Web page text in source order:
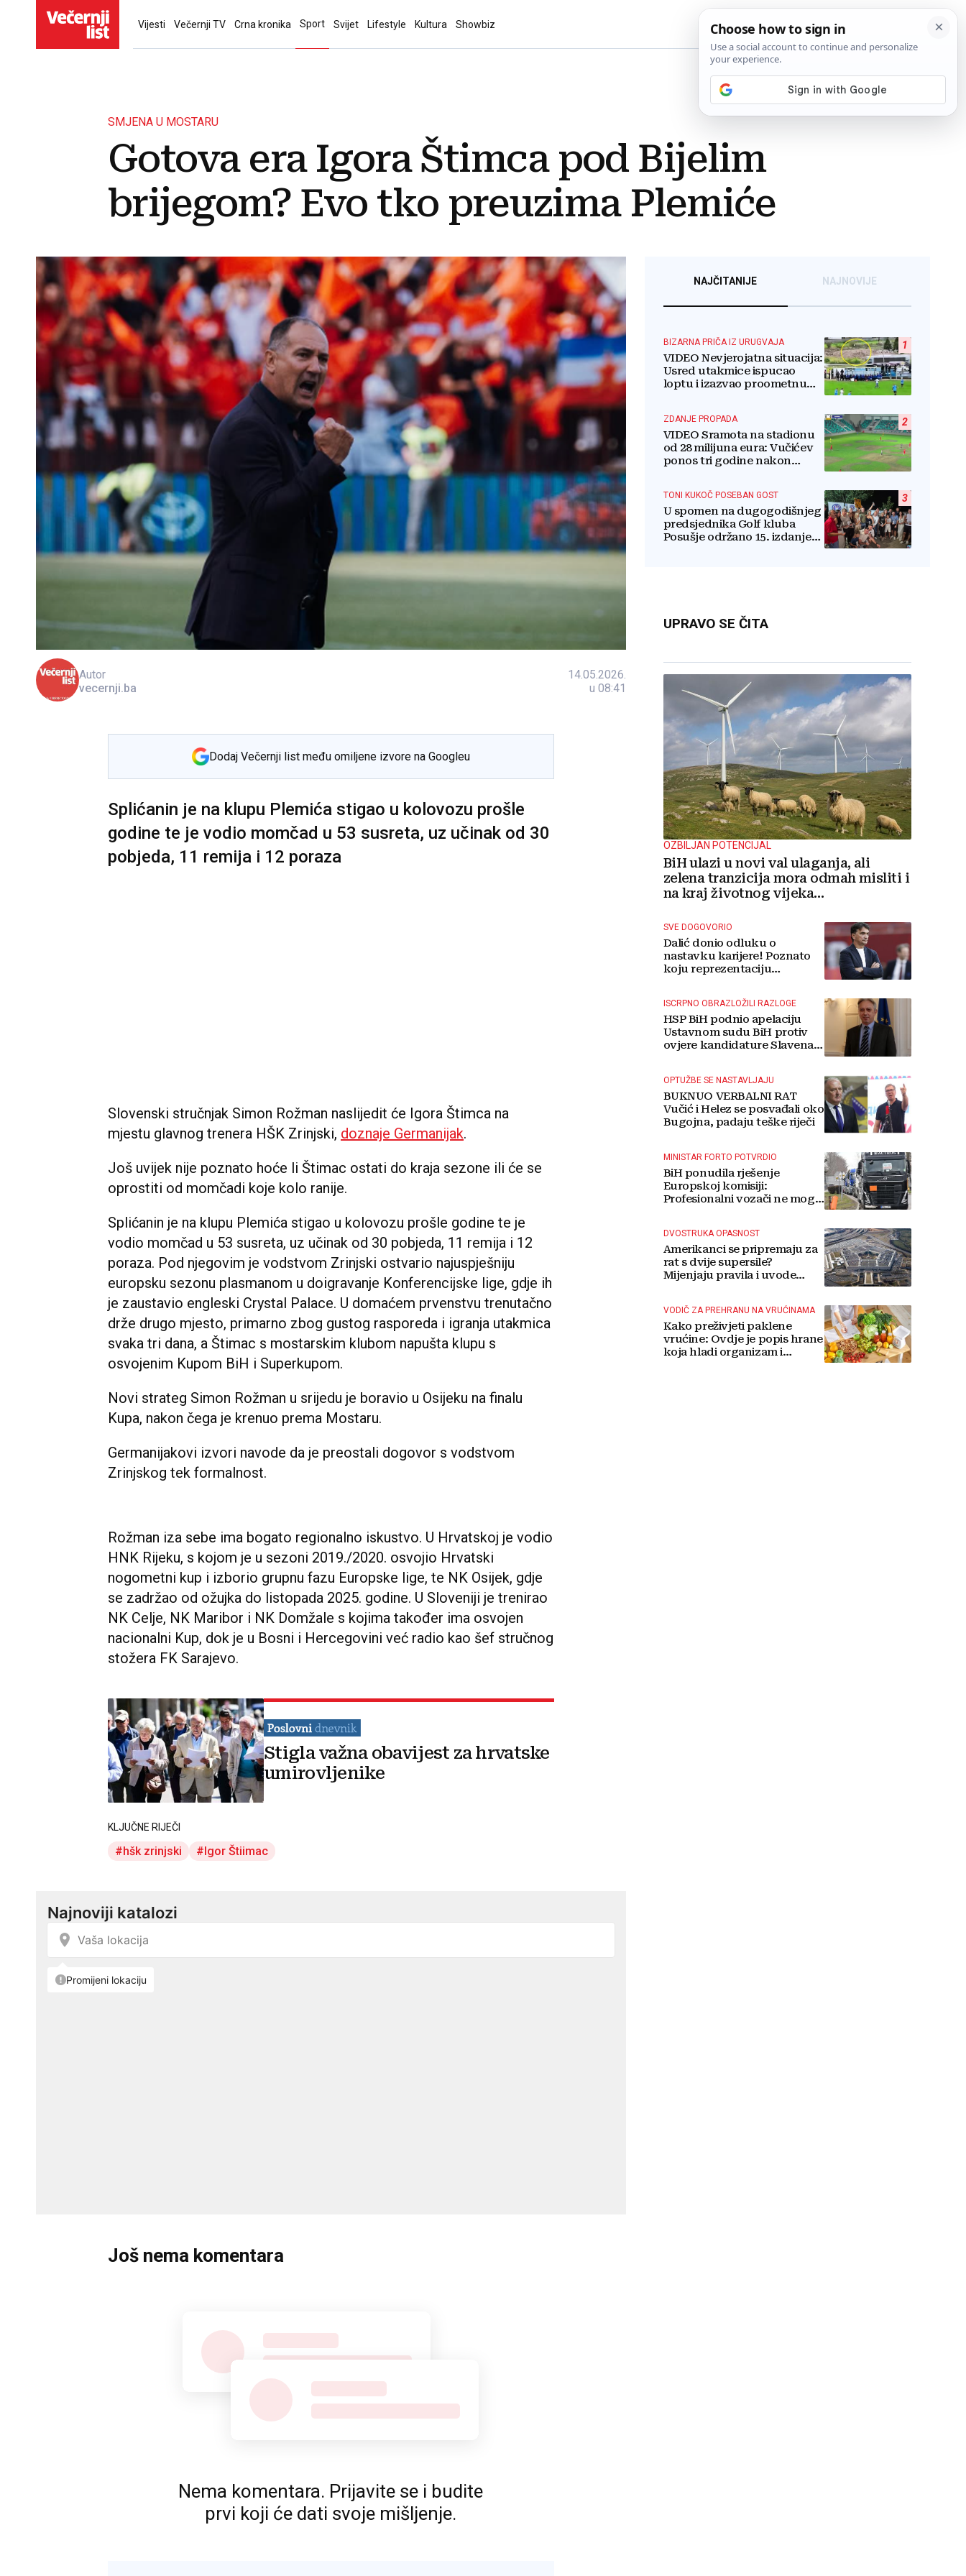
Vijesti Večernji TV Crna kronika Sport Svijet Lifestyle Kultura Showbiz
SMJENA U MOSTARU
Gotova era Igora Štimca pod Bijelim
brijegom? Evo tko preuzima Plemiće
Autor
vecernji.ba
14.05.2026.
u 08:41
Dodaj Večernji list među omiljene izvore na Googleu
Splićanin je na klupu Plemića stigao u kolovozu prošle
godine te je vodio momčad u 53 susreta, uz učinak od 30
pobjeda, 11 remija i 12 poraza
Slovenski stručnjak Simon Rožman naslijedit će Igora Štimca na
mjestu glavnog trenera HŠK Zrinjski, doznaje Germanijak.
Još uvijek nije poznato hoće li Štimac ostati do kraja sezone ili će se
oprostiti od momčadi koje kolo ranije.
Splićanin je na klupu Plemića stigao u kolovozu prošle godine te je
vodio momčad u 53 susreta, uz učinak od 30 pobjeda, 11 remija i 12
poraza. Pod njegovim je vodstvom Zrinjski ostvario najuspješniju
europsku sezonu plasmanom u doigravanje Konferencijske lige, gdje ih
je zaustavio engleski Crystal Palace. U domaćem prvenstvu trenutačno
drže drugo mjesto, primarno zbog gustog rasporeda i igranja utakmica
svaka tri dana, a Štimac s mostarskim klubom napušta klupu s
osvojenim Kupom BiH i Superkupom.
Novi strateg Simon Rožman u srijedu je boravio u Osijeku na finalu
Kupa, nakon čega je krenuo prema Mostaru.
Germanijakovi izvori navode da je preostali dogovor s vodstvom
Zrinjskog tek formalnost.
Rožman iza sebe ima bogato regionalno iskustvo. U Hrvatskoj je vodio
HNK Rijeku, s kojom je u sezoni 2019./2020. osvojio Hrvatski
nogometni kup i izborio grupnu fazu Europske lige, te NK Osijek, gdje
se zadržao od ožujka do listopada 2025. godine. U Sloveniji je trenirao
NK Celje, NK Maribor i NK Domžale s kojima također ima osvojen
nacionalni Kup, dok je u Bosni i Hercegovini već radio kao šef stručnog
stožera FK Sarajevo.
Stigla važna obavijest za hrvatske
umirovljenike
KLJUČNE RIJEČI
hšk zrinjski Igor Štiimac
Još nema komentara
Nema komentara. Prijavite se i budite
prvi koji će dati svoje mišljenje.
NAJČITANIJE NAJNOVIJE
1
BIZARNA PRIČA IZ URUGVAJA
VIDEO Nevjerojatna situacija:
Usred utakmice ispucao
loptu i izazvao proometnu
2
ZDANJE PROPADA
VIDEO Sramota na stadionu
od 28 milijuna eura: Vučićev
ponos tri godine nakon
3
TONI KUKOČ POSEBAN GOST
U spomen na dugogodišnjeg
predsjednika Golf kluba
Posušje održano 15. izdanje
UPRAVO SE ČITA
OZBILJAN POTENCIJAL
BiH ulazi u novi val ulaganja, ali
zelena tranzicija mora odmah misliti i
na kraj životnog vijeka
SVE DOGOVORIO
Dalić donio odluku o
nastavku karijere! Poznato
koju reprezentaciju
ISCRPNO OBRAZLOŽILI RAZLOGE
HSP BiH podnio apelaciju
Ustavnom sudu BiH protiv
ovjere kandidature Slavena
OPTUŽBE SE NASTAVLJAJU
BUKNUO VERBALNI RAT
Vučić i Helez se posvađali oko
Bugojna, padaju teške riječi
MINISTAR FORTO POTVRDIO
BiH ponudila rješenje
Europskoj komisiji:
Profesionalni vozači ne mogu
DVOSTRUKA OPASNOST
Amerikanci se pripremaju za
rat s dvije supersile?
Mijenjaju pravila i uvode
VODIČ ZA PREHRANU NA VRUĆINAMA
Kako preživjeti paklene
vrućine: Ovdje je popis hrane
koja hladi organizam i